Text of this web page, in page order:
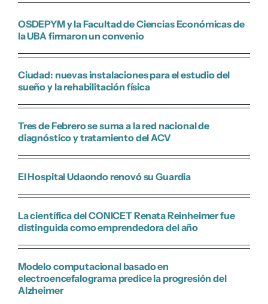
OSDEPYM y la Facultad de Ciencias Económicas de
la UBA firmaron un convenio
Ciudad: nuevas instalaciones para el estudio del
sueño y la rehabilitación física
Tres de Febrero se suma a la red nacional de
diagnóstico y tratamiento del ACV
El Hospital Udaondo renovó su Guardia
La científica del CONICET Renata Reinheimer fue
distinguida como emprendedora del año
Modelo computacional basado en
electroencefalograma predice la progresión del
Alzheimer